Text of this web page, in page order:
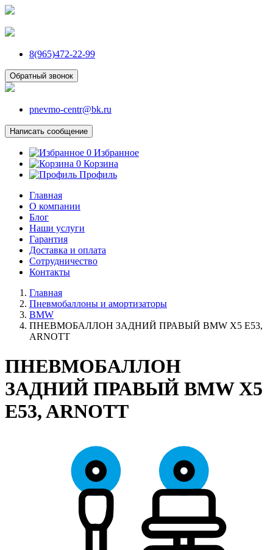
8(965)472-22-99
Обратный звонок
pnevmo-centr@bk.ru
Написать сообщение
0 Избранное
0 Корзина
Профиль
Главная
О компании
Блог
Наши услуги
Гарантия
Доставка и оплата
Сотрудничество
Контакты
Главная
Пневмобаллоны и амортизаторы
BMW
ПНЕВМОБАЛЛОН ЗАДНИЙ ПРАВЫЙ BMW X5 E53,
ARNOTT
ПНЕВМОБАЛЛОН
ЗАДНИЙ ПРАВЫЙ BMW X5
E53, ARNOTT